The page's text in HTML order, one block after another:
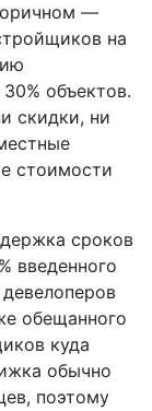
—
на
объектов.
скидки, ни
стоимости
сроков
введенного
обещанного
куда
обычно
поэтому